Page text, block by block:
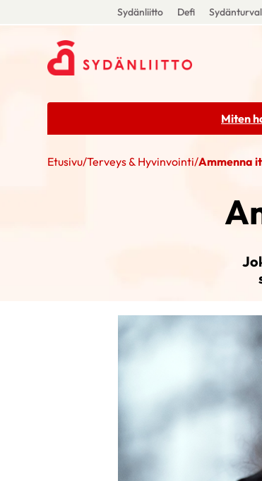
Sydänliitto Defi
Miten
Etusivu/Terveys & Hyvinvointi/Ammenna